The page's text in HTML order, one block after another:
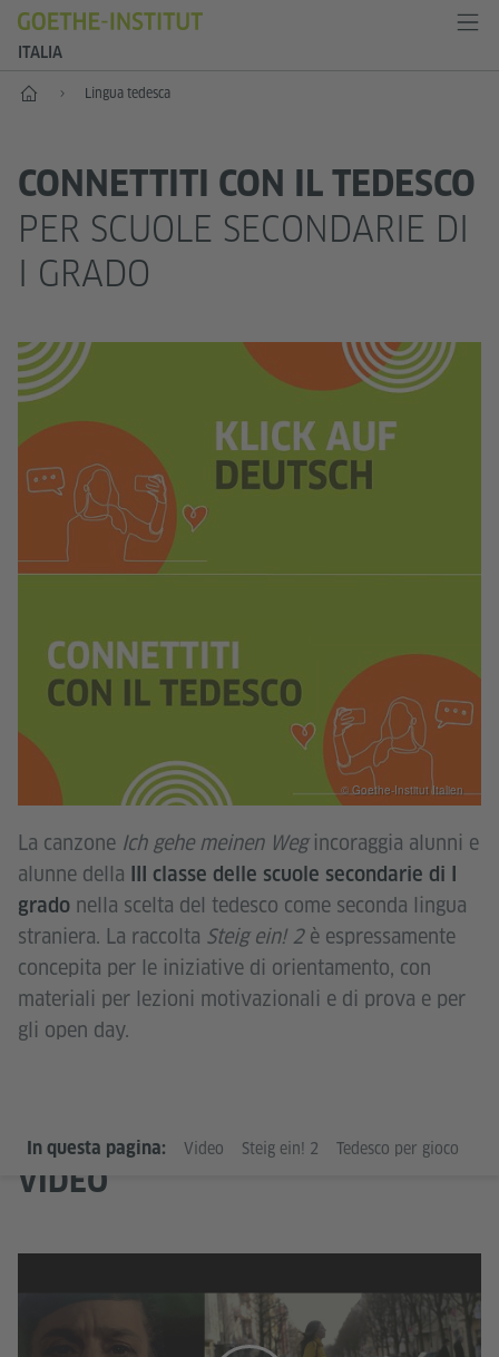
ITALIA
Home Lingua tedesca
CONNETTITI CON IL TEDESCO
PER SCUOLE SECONDARIE DI
I GRADO
© Goethe-Institut Italien
La canzone Ich gehe meinen Wegincoraggia alunni e
alunne della III classe delle scuole secondarie di I
grado nella scelta del tedesco come seconda lingua
straniera. La raccolta Steig ein! 2è espressamente
concepita per le iniziative di orientamento, con
materiali per lezioni motivazionali e di prova e per
gli open day.
In questa pagina: Video Steig ein! 2 Tedesco per gioco
VIDEO